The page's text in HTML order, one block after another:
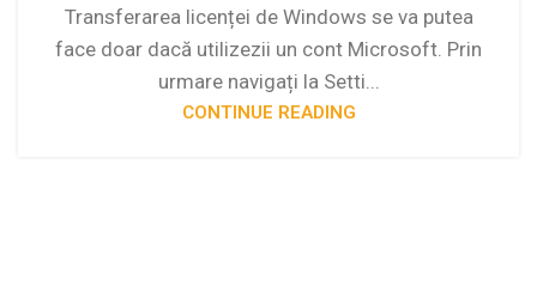
Transferarea licenței de Windows se va putea
face doar dacă utilizezii un cont Microsoft. Prin
urmare navigați la Setti...
CONTINUE READING